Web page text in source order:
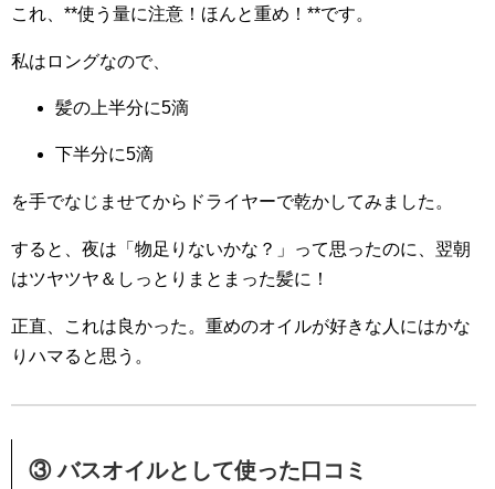
これ、**使う量に注意！ほんと重め！**です。
私はロングなので、
髪の上半分に5滴
下半分に5滴
を手でなじませてからドライヤーで乾かしてみました。
すると、夜は「物足りないかな？」って思ったのに、 翌朝
はツヤツヤ＆しっとりまとまった髪に！
正直、これは良かった。 重めのオイルが好きな人にはかな
りハマると思う。
③ バスオイルとして使った口コミ